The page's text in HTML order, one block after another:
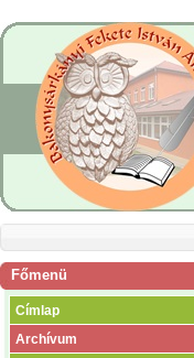
Főmenü
Címlap
Archívum